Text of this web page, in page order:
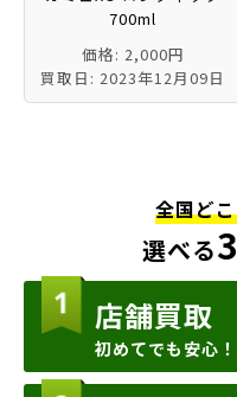
700ml
価格: 2,000円
買取日: 2023年12月09日
全国ど
選べる3
店舗買取
初めてでも安心！